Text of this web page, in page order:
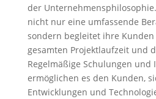
der
nicht nur eine umfassende
sondern begleitet ihre
gesamten Projektlaufzeit und
Regelmäßige Schulungen und
ermöglichen es den Kunden,
Entwicklungen und